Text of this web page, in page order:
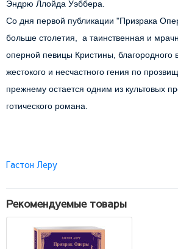
Эндрю Ллойда Уэббера.
Со дня первой публикации "Призрака
больше столетия,  а таинственная и
оперной певицы Кристины, благородного
жестокого и несчастного гения по
прежнему остается одним из культовых
Гастон Леру
Рекомендуемые товары